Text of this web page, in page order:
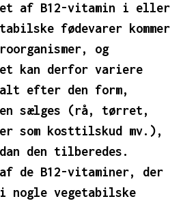
af B12-vitamin i eller
fødevarer kommer
og
kan derfor variere
alt efter den form,
sælges (rå, tørret,
som kosttilskud mv.),
den tilberedes.
de B12-vitaminer, der
nogle vegetabilske